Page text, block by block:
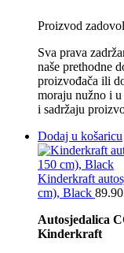
Proizvod
Sva prava
naše prethodne
proizvođača ili
moraju nužno i
i sadržaju
Dodaj u košaricu
Kinderkraft
cm), Black 89.90
Autosjedalica
Kinderkraft